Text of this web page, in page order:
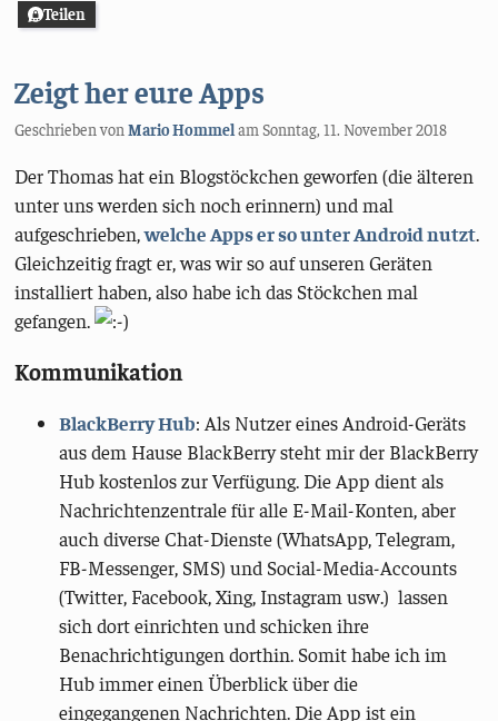
Teilen
Zeigt her eure Apps
Geschrieben vonMario HommelamSonntag, 11. November 2018
Der Thomas hat ein Blogstöckchen geworfen (die älteren
unter uns werden sich noch erinnern) und mal
aufgeschrieben,welche Apps er so unter Android nutzt.
Gleichzeitig fragt er, was wir so auf unseren Geräten
installiert haben, also habe ich das Stöckchen mal
gefangen.
Kommunikation
BlackBerry Hub: Als Nutzer eines Android-Geräts
aus dem Hause BlackBerry steht mir der BlackBerry
Hub kostenlos zur Verfügung. Die App dient als
Nachrichtenzentrale für alle E-Mail-Konten, aber
auch diverse Chat-Dienste (WhatsApp, Telegram,
FB-Messenger, SMS) und Social-Media-Accounts
(Twitter, Facebook, Xing, Instagram usw.) lassen
sich dort einrichten und schicken ihre
Benachrichtigungen dorthin. Somit habe ich im
Hub immer einen Überblick über die
eingegangenen Nachrichten. Die App ist ein